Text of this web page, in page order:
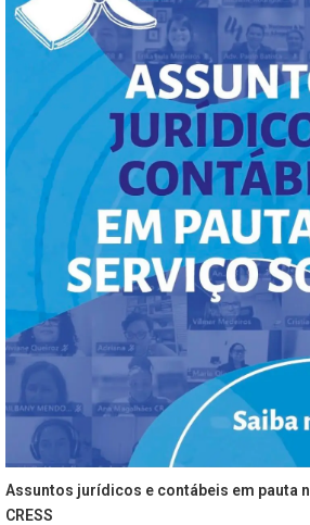
Assuntos jurídicos e contábeis em pauta
CRESS